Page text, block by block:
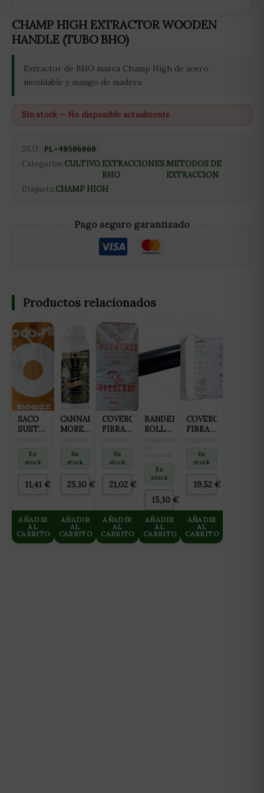
CHAMP HIGH EXTRACTOR WOODEN
HANDLE (TUBO BHO)
Extractor de BHO marca Champ High de acero
inoxidable y mango de madera
Sin stock — No disponible actualmente
SKU: PL-40506060
Categorías:CULTIVO,EXTRACCIONES
BHO
,METODOS DE
EXTRACCION
Etiqueta:CHAMP HIGH
Pago seguro garantizado
Productos relacionados
SACO
SUSTRATO
MIX
50L
En
stock
11,41 €
AÑADIR
AL
CARRITO
CANNABOOM
MORE
En
stock
25,10 €
AÑADIR
AL
CARRITO
COVERCROP
FIBRA
COCO
CON
105L
En
stock
21,02€
AÑADIR
AL
CARRITO
BANDEJA
ROLL
En
stock
15,10 €
AÑADIR
AL
CARRITO
COVERCROP
FIBRA
COCO
105L
En
stock
19,52€
AÑADIR
AL
CARRITO